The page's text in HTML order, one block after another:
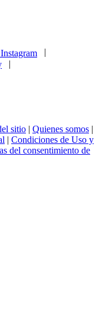
|
sitio | Quienes somos |
| Condiciones de Uso y
del consentimiento de